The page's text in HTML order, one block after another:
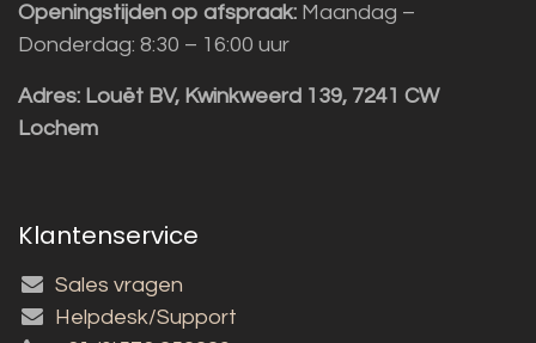
Openingstijden op afspraak: Maandag –
Donderdag: 8:30 – 16:00 uur
Adres: Louët BV, Kwinkweerd 139, 7241 CW
Lochem
Klantenservice
Sales vragen
Helpdesk/Support